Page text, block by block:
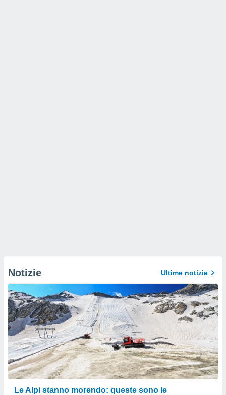
Notizie Ultime notizie
Le Alpi stanno morendo: queste sono le